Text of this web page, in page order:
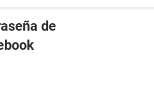
de